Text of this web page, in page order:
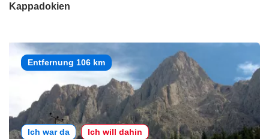
Kappadokien
Entfernung 106 km
Ich war da Ich will dahin